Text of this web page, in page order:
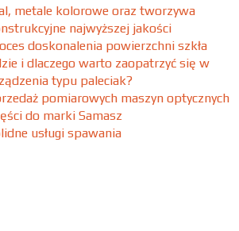
metale kolorowe oraz tworzywa
najwyższej jakości
doskonalenia powierzchni szkła
i dlaczego warto zaopatrzyć się w
typu paleciak?
pomiarowych maszyn optycznych
do marki Samasz
usługi spawania